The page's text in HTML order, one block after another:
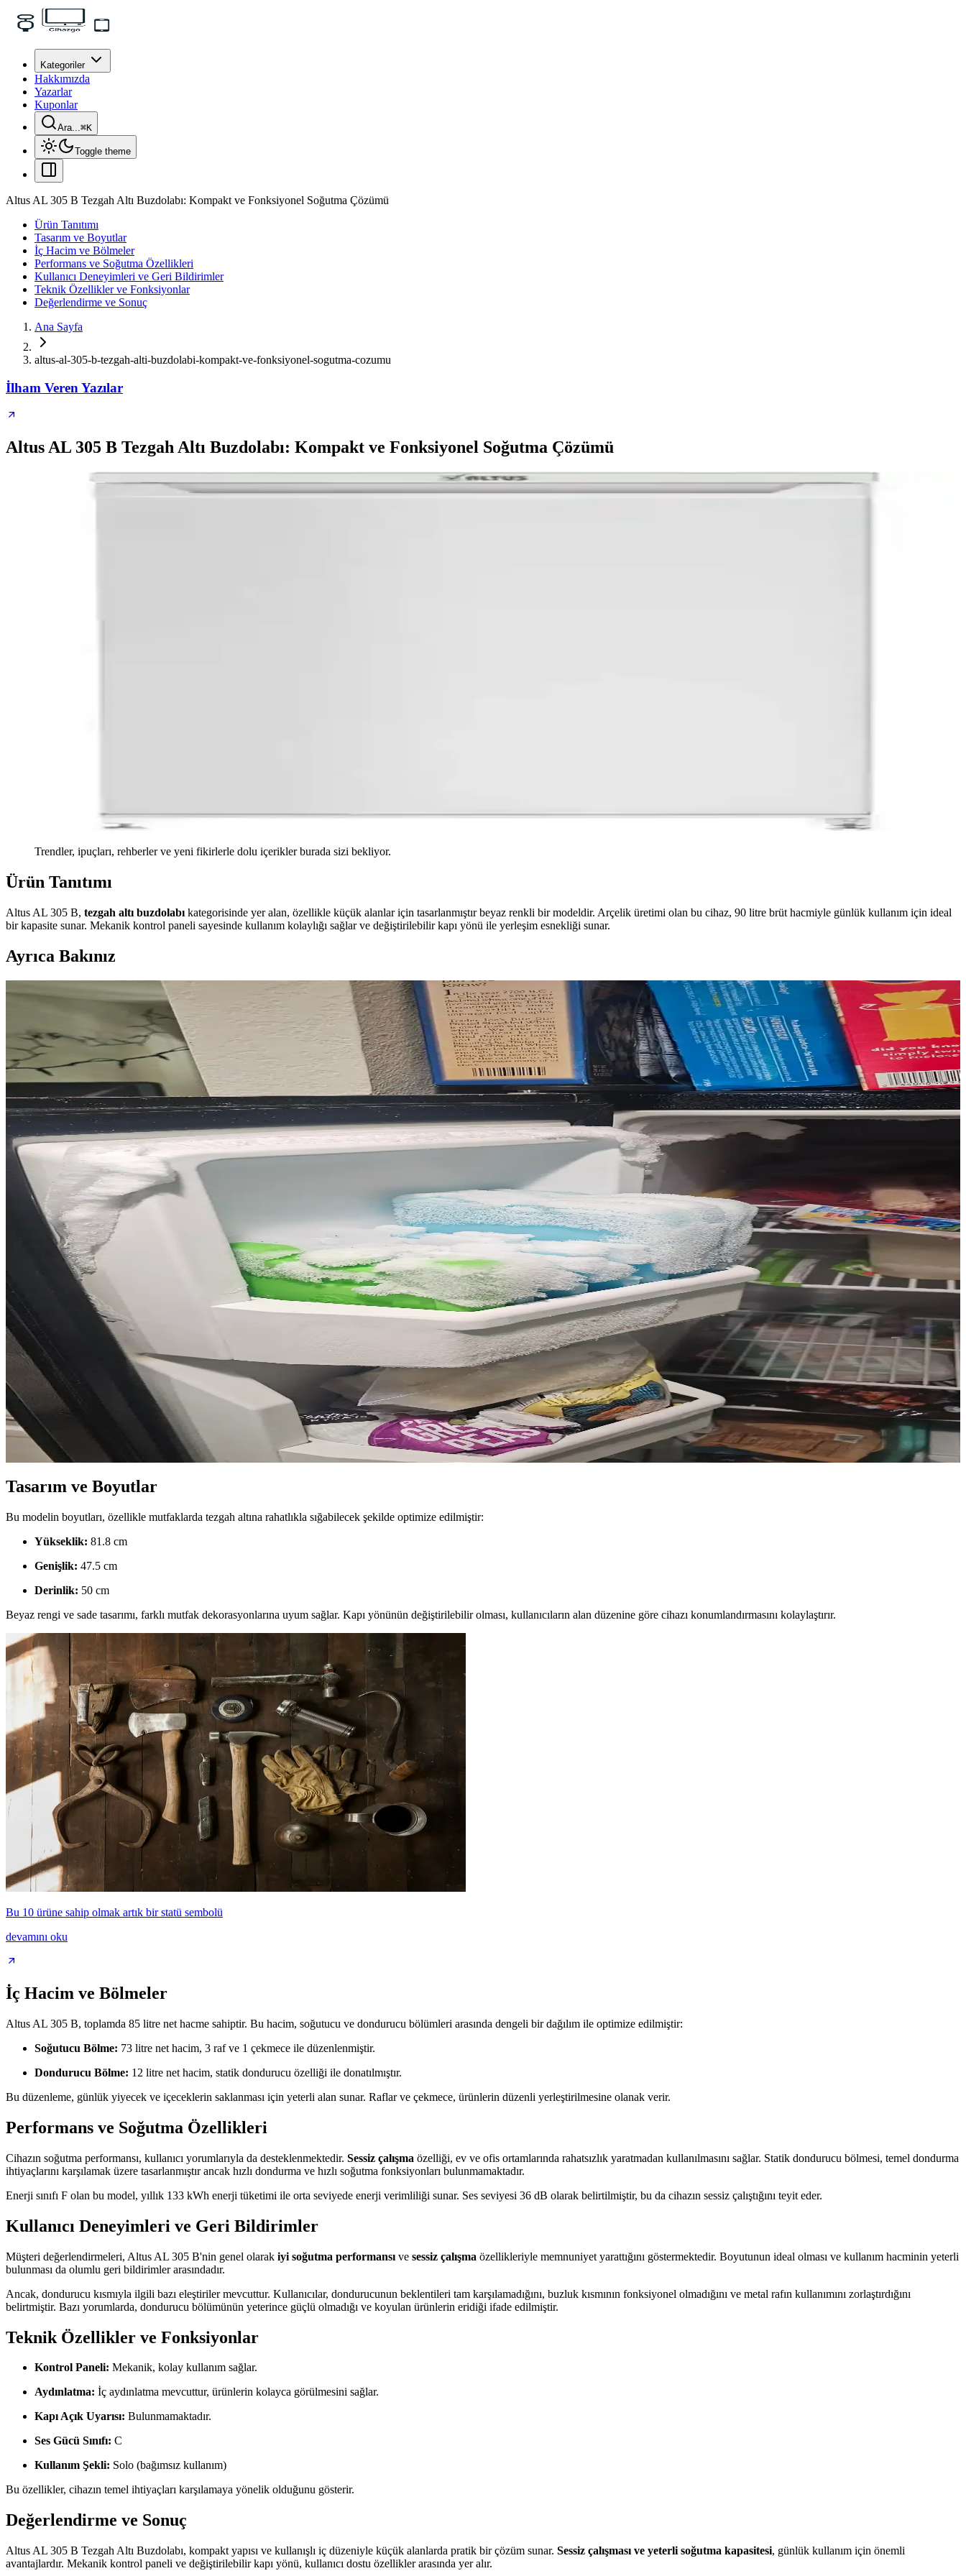
Kategoriler
Hakkımızda
Yazarlar
Kuponlar
Ara...⌘K
Toggle theme
Altus AL 305 B Tezgah Altı Buzdolabı: Kompakt ve Fonksiyonel Soğutma Çözümü
Ürün Tanıtımı
Tasarım ve Boyutlar
İç Hacim ve Bölmeler
Performans ve Soğutma Özellikleri
Kullanıcı Deneyimleri ve Geri Bildirimler
Teknik Özellikler ve Fonksiyonlar
Değerlendirme ve Sonuç
Ana Sayfa
altus-al-305-b-tezgah-alti-buzdolabi-kompakt-ve-fonksiyonel-sogutma-cozumu
İlham Veren Yazılar
Altus AL 305 B Tezgah Altı Buzdolabı: Kompakt ve Fonksiyonel Soğutma Çözümü
Trendler, ipuçları, rehberler ve yeni fikirlerle dolu içerikler burada sizi bekliyor.
Ürün Tanıtımı
Altus AL 305 B, tezgah altı buzdolabı kategorisinde yer alan, özellikle küçük alanlar için tasarlanmıştır beyaz renkli bir modeldir. Arçelik üretimi olan bu cihaz, 90 litre brüt hacmiyle günlük kullanım için ideal
bir kapasite sunar. Mekanik kontrol paneli sayesinde kullanım kolaylığı sağlar ve değiştirilebilir kapı yönü ile yerleşim esnekliği sunar.
Ayrıca Bakınız
Buzdolaplarında Kapı İçi Su ve Dondurucu Buz Sistemlerinin Güvenilirlik ve Kullanım Analizi
Buzdolaplarında kapı içi su ve buz dağıtıcılarının yerleşimi, kullanım kolaylığı, arıza riski ve depolama alanı açısından farklılık gösterir. Dondurucu içi buz yapıcılar daha güvenilir ve pratik bir çözüm sunar.
Whirlpool WRX735SDBM Buzdolabında Soğutma ve Buz Yapma Sorunlarının Nedenleri ve Çözümleri
Whirlpool WRX735SDBM buzdolabında evaporatör buzlanması ve soğutucu gaz kaçakları soğutma performansını etkiliyor. Buz yapıcı düşük sıcaklık nedeniyle çalışmıyor, onarım ve parça değişimi gerekebilir.
Yeni Ev Alımında Beyaz Eşya ve Ev Aletleri Seçimi: Dayanıklılık, Markalar ve Tavsiyeler
Yeni eve taşınırken beyaz eşya ve ev aletleri seçimi kullanım kolaylığı, dayanıklılık ve bütçe açısından önemlidir. Markalar, modeller ve tavsiyelerle doğru seçim rehberi sunulmaktadır.
GE Buzdolaplarında Kompresör Arızaları, Garanti Süreleri ve Servis Kalitesi İncelemesi
GE buzdolaplarında özellikle kompresör arızalarının tekrarlanması, kısa garanti süreleri ve yüksek tamir maliyetleri kullanıcılar arasında güven sorunları yaratıyor. Servis kalitesi ve montaj hataları arızaların temel
nedenleri arasında yer alıyor.
LG Ev Aletleri İncelemesi: Çamaşır Makineleri, Kurutucular ve Diğer Ürünler
LG ev aletleri arasında çamaşır makineleri ve kurutucular yüksek performans ve dayanıklılık sunarken, buzdolapları ve mutfak ürünlerinde garanti ve servis koşulları önem kazanıyor.
LG Buzdolaplarında Kompresör Arızaları, Servis Sorunları ve Dayanıklılık Değerlendirmesi
LG buzdolaplarında özellikle lineer kompresör kaynaklı arızalar yaygınlaşıyor. Servis hizmetlerindeki gecikmeler ve yüksek maliyetler kullanıcı memnuniyetini azaltıyor. Kompresör tipi seçiminde dikkatli
olunmalı.
LG Buzdolabı Kondanser Hattı Hasar Onarımı: Maliyet, Teknik Gereksinimler ve Garanti Durumu
LG buzdolabı kondanser hattındaki hasarlar, yüksek maliyet ve teknik uzmanlık gerektirir. Garanti kapsamı sınırlı olup, onarım ve yeni cihaz alımı arasında ekonomik değerlendirme önemlidir.
Buzdolabında Süt Ürünleri Soğutmama ve Dondurucu Buzlanma Sorunlarının Nedenleri ve Çözümleri
Buzdolabında süt ürünlerinin yeterince soğumaması ve dondurucuda buzlanma, kapı contası sorunları ve hava akışı engellerinden kaynaklanır. Bu sorunların giderilmesi için düzenli kontrol ve bakım önemlidir.
Tasarım ve Boyutlar
Bu modelin boyutları, özellikle mutfaklarda tezgah altına rahatlıkla sığabilecek şekilde optimize edilmiştir:
Yükseklik: 81.8 cm
Genişlik: 47.5 cm
Derinlik: 50 cm
Beyaz rengi ve sade tasarımı, farklı mutfak dekorasyonlarına uyum sağlar. Kapı yönünün değiştirilebilir olması, kullanıcıların alan düzenine göre cihazı konumlandırmasını kolaylaştırır.
Bu 10 ürüne sahip olmak artık bir statü sembolü
devamını oku
İç Hacim ve Bölmeler
Altus AL 305 B, toplamda 85 litre net hacme sahiptir. Bu hacim, soğutucu ve dondurucu bölümleri arasında dengeli bir dağılım ile optimize edilmiştir:
Soğutucu Bölme: 73 litre net hacim, 3 raf ve 1 çekmece ile düzenlenmiştir.
Dondurucu Bölme: 12 litre net hacim, statik dondurucu özelliği ile donatılmıştır.
Bu düzenleme, günlük yiyecek ve içeceklerin saklanması için yeterli alan sunar. Raflar ve çekmece, ürünlerin düzenli yerleştirilmesine olanak verir.
Performans ve Soğutma Özellikleri
Cihazın soğutma performansı, kullanıcı yorumlarıyla da desteklenmektedir. Sessiz çalışma özelliği, ev ve ofis ortamlarında rahatsızlık yaratmadan kullanılmasını sağlar. Statik dondurucu bölmesi, temel dondurma
ihtiyaçlarını karşılamak üzere tasarlanmıştır ancak hızlı dondurma ve hızlı soğutma fonksiyonları bulunmamaktadır.
Enerji sınıfı F olan bu model, yıllık 133 kWh enerji tüketimi ile orta seviyede enerji verimliliği sunar. Ses seviyesi 36 dB olarak belirtilmiştir, bu da cihazın sessiz çalıştığını teyit eder.
Kullanıcı Deneyimleri ve Geri Bildirimler
Müşteri değerlendirmeleri, Altus AL 305 B'nin genel olarak iyi soğutma performansı ve sessiz çalışma özellikleriyle memnuniyet yarattığını göstermektedir. Boyutunun ideal olması ve kullanım hacminin yeterli
bulunması da olumlu geri bildirimler arasındadır.
Ancak, dondurucu kısmıyla ilgili bazı eleştiriler mevcuttur. Kullanıcılar, dondurucunun beklentileri tam karşılamadığını, buzluk kısmının fonksiyonel olmadığını ve metal rafın kullanımını zorlaştırdığını
belirtmiştir. Bazı yorumlarda, dondurucu bölümünün yeterince güçlü olmadığı ve koyulan ürünlerin eridiği ifade edilmiştir.
Teknik Özellikler ve Fonksiyonlar
Kontrol Paneli: Mekanik, kolay kullanım sağlar.
Aydınlatma: İç aydınlatma mevcuttur, ürünlerin kolayca görülmesini sağlar.
Kapı Açık Uyarısı: Bulunmamaktadır.
Ses Gücü Sınıfı: C
Kullanım Şekli: Solo (bağımsız kullanım)
Bu özellikler, cihazın temel ihtiyaçları karşılamaya yönelik olduğunu gösterir.
Değerlendirme ve Sonuç
Altus AL 305 B Tezgah Altı Buzdolabı, kompakt yapısı ve kullanışlı iç düzeniyle küçük alanlarda pratik bir çözüm sunar. Sessiz çalışması ve yeterli soğutma kapasitesi, günlük kullanım için önemli
avantajlardır. Mekanik kontrol paneli ve değiştirilebilir kapı yönü, kullanıcı dostu özellikler arasında yer alır.